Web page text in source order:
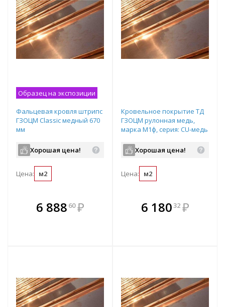
Образец на экспозиции
Фальцевая кровля штрипс
ГЗОЦМ Classic медный 670
мм
Хорошая цена!
Цена: м2
6 888 60 ₽
В комплекте
всегда выгоднее!
Кровельное покрытие ТД
ГЗОЦМ рулонная медь,
марка М1ф, серия: CU-медь
ширина 600мм
Хорошая цена!
Цена: м2
В комплекте
всегда выгоднее!
6 18032 ₽